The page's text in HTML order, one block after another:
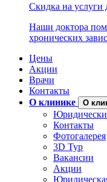
Скидка на услуги
Наши доктора
хронических
Цены
Акции
Врачи
Контакты
О клинике
О
Контакты
Фотогалерея
3D Тур
Вакансии
Акции